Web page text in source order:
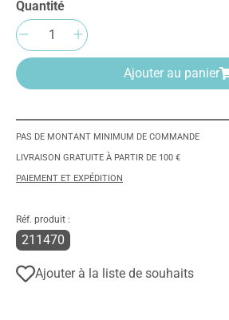
Quantité
Quantité de produit :
Ajouter au panier
PAS DE MONTANT MINIMUM DE COMMANDE
LIVRAISON GRATUITE À PARTIR DE 100 €
PAIEMENT ET EXPÉDITION
Réf. produit :
211470
Ajouter à la liste de souhaits